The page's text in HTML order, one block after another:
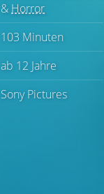
& Horror
103 Minuten
ab 12 Jahre
Sony Pictures